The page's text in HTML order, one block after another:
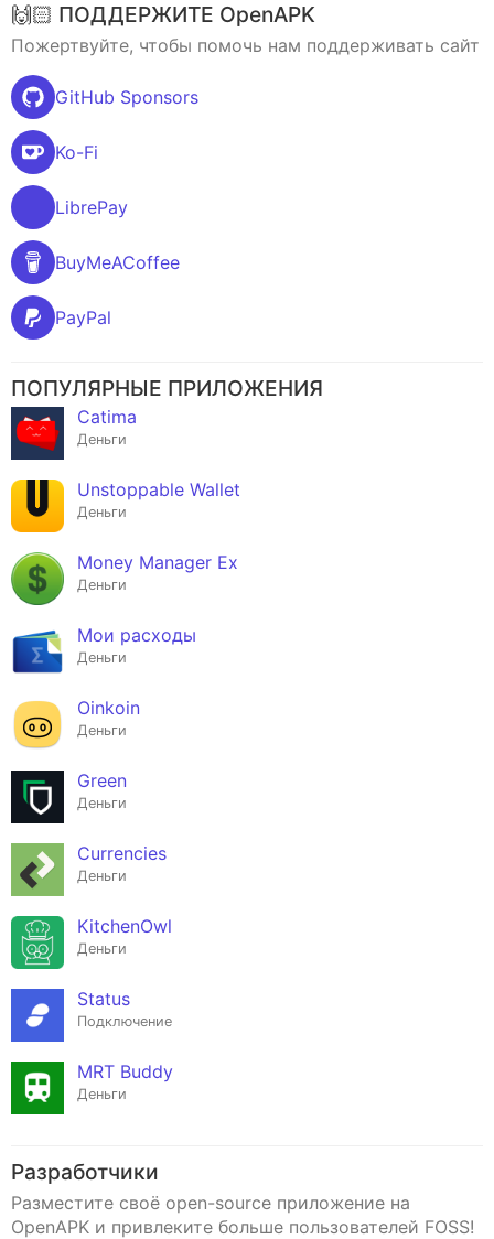
🙌🏻 ПОДДЕРЖИТЕ OpenAPK
Пожертвуйте, чтобы помочь нам поддерживать сайт
GitHub Sponsors
Ko-Fi
LibrePay
BuyMeACoffee
PayPal
ПОПУЛЯРНЫЕ ПРИЛОЖЕНИЯ
Catima
Деньги
Unstoppable Wallet
Деньги
Money Manager Ex
Деньги
Мои расходы
Деньги
Oinkoin
Деньги
Green
Деньги
Currencies
Деньги
KitchenOwl
Деньги
Status
Подключение
MRT Buddy
Деньги
Разработчики
Разместите своё open-source приложение на
OpenAPK и привлеките больше пользователей FOSS!